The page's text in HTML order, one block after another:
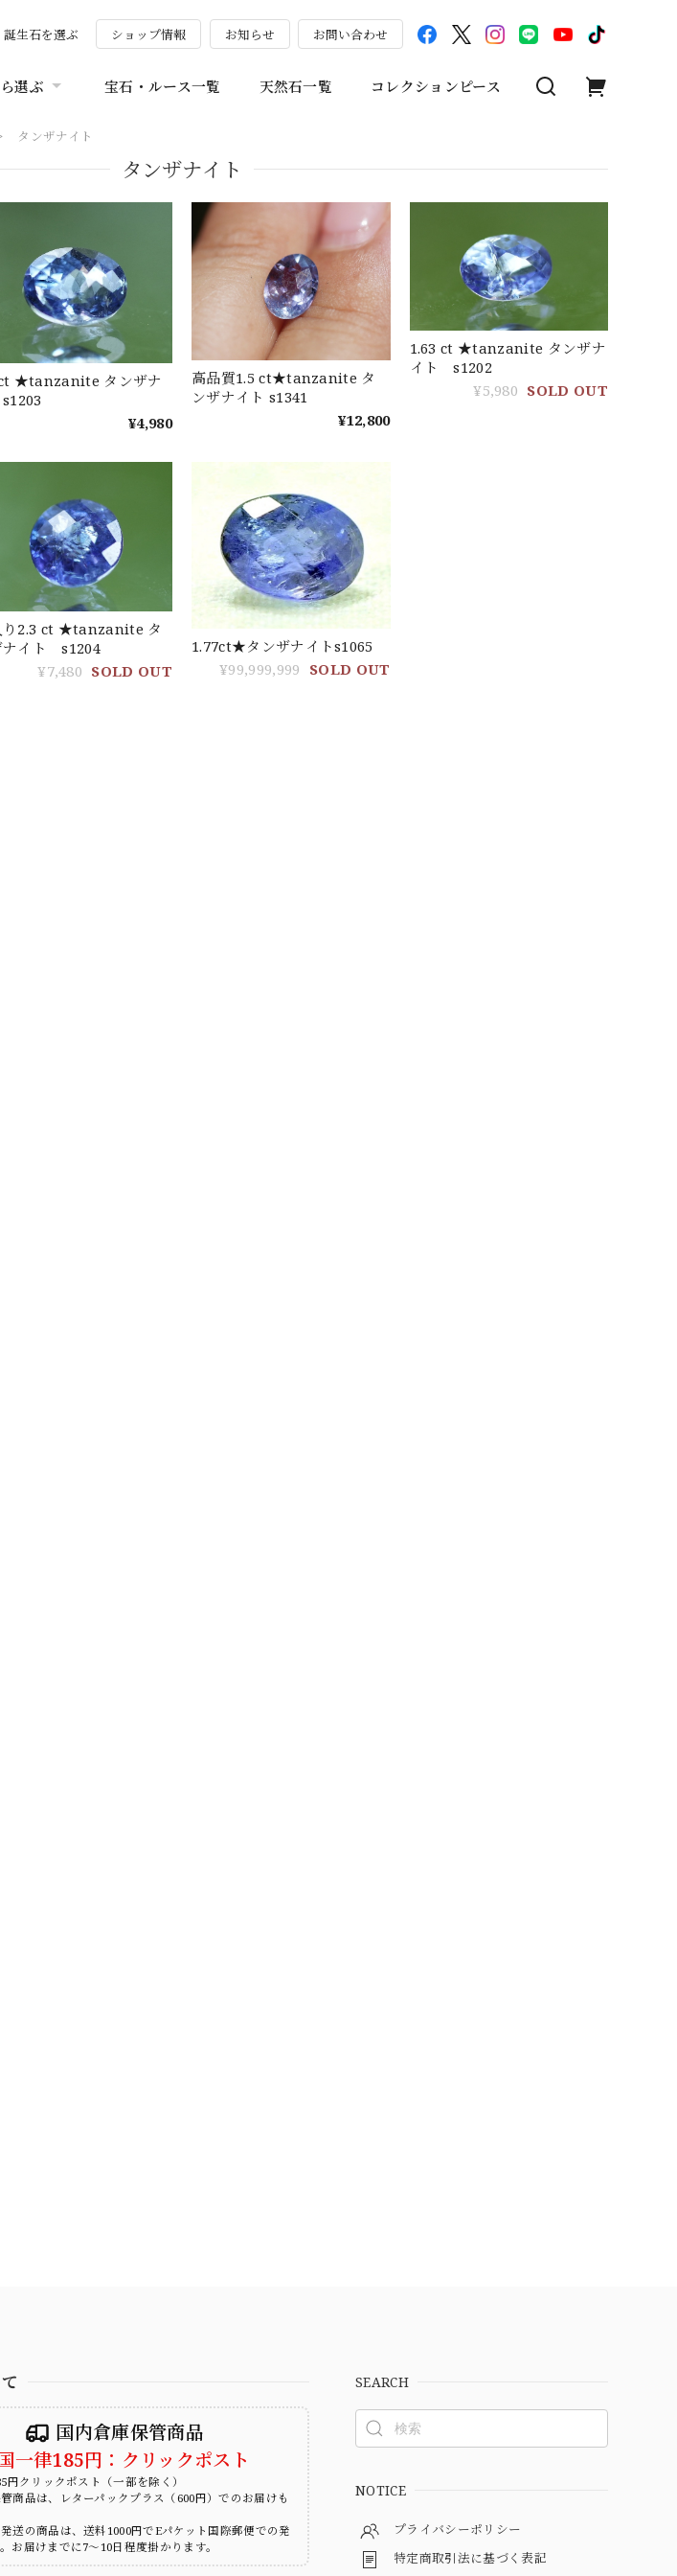
誕生石を選ぶ ショップ情報 お知らせ お問い合わせ
選ぶ 宝石・ルース一覧 天然石一覧 コレクションピース
タンザナイト
タンザナイト
★tanzanite タンザナ
¥4,980
高品質1.5 ct★tanzanite タ
ンザナイト s1341
¥12,800
1.63 ct ★tanzanite タンザナ
イト s1202
¥5,980 SOLD OUT
り2.3 ct ★tanzanite タ
ナイト s1204
¥7,480 SOLD OUT
1.77ct★タンザナイトs1065
¥99,999,999 SOLD OUT
国内倉庫保管商品
一律185円：クリックポスト
円クリックポスト（一部を除く）
商品は、レターパックプラス（600円）でのお届けも
送の商品は、送料1000円でEパケット国際郵便での発
お届けまでに7～10日程度掛かります。
SEARCH
NOTICE
プライバシーポリシー
特定商取引法に基づく表記